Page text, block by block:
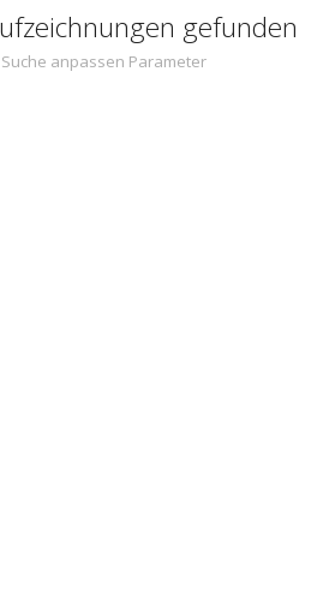
gefunden
Suche anpassen Parameter